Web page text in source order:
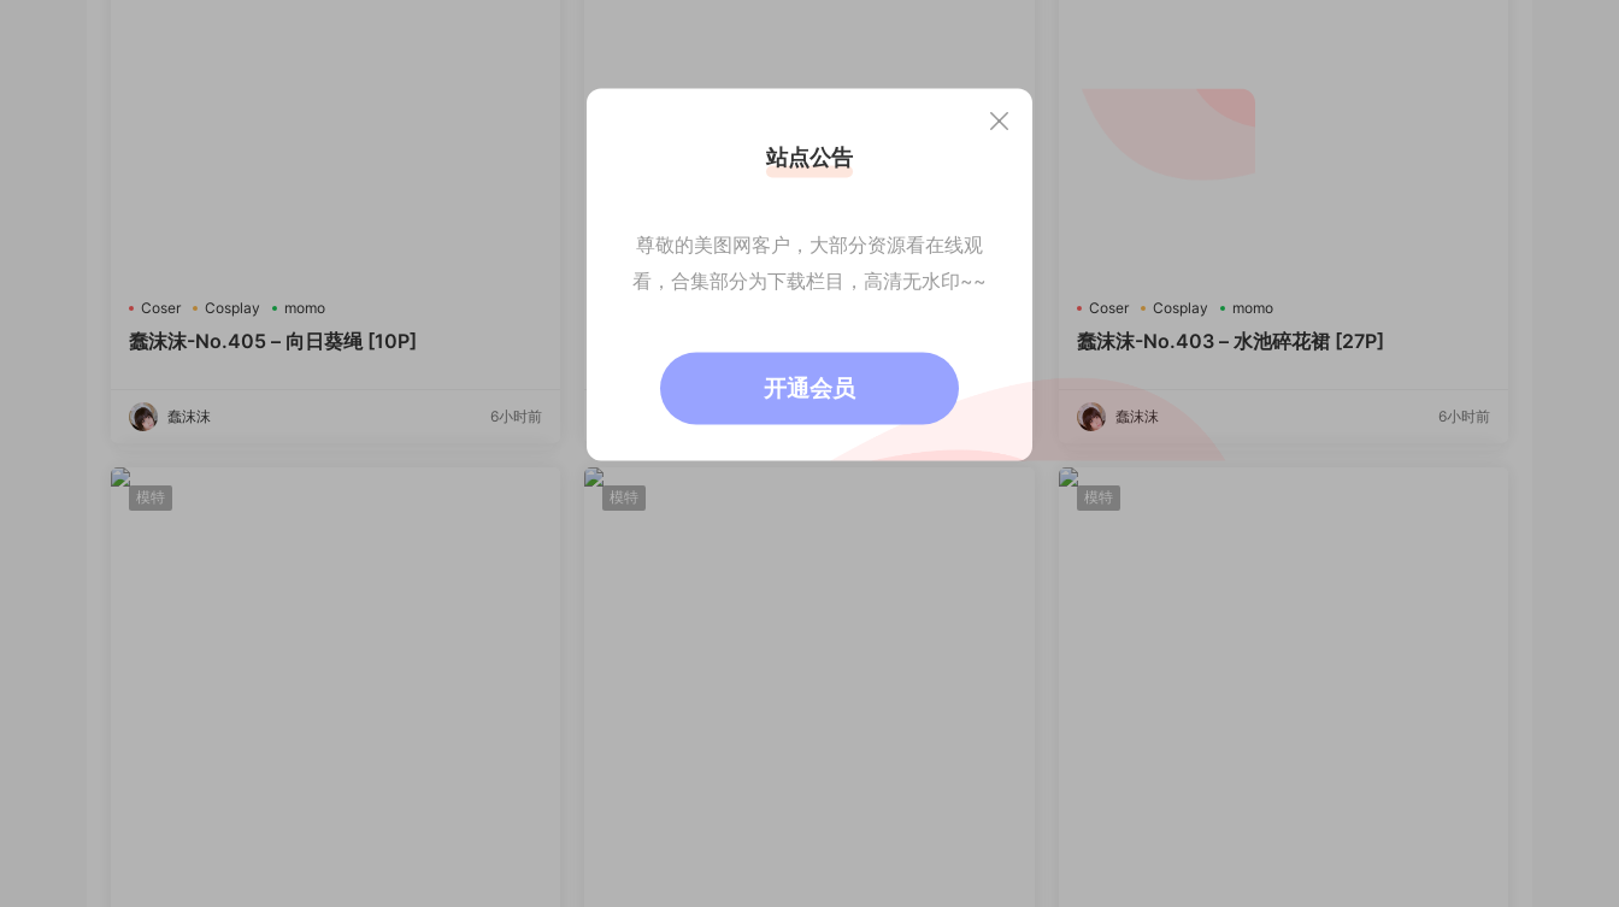
Coser Cosplay momo
蠢沫沫-No.405 – 向日葵绳 [10P]
蠢沫沫 6小时前 蠢沫沫
Coser Cosplay momo
蠢沫沫-No.403 – 水池碎花裙 [27P]
蠢沫沫 6小时前
模特 模特 模特
站点公告
尊敬的美图网客户，大部分资源看在线观
看，合集部分为下载栏目，高清无水印~~
开通会员